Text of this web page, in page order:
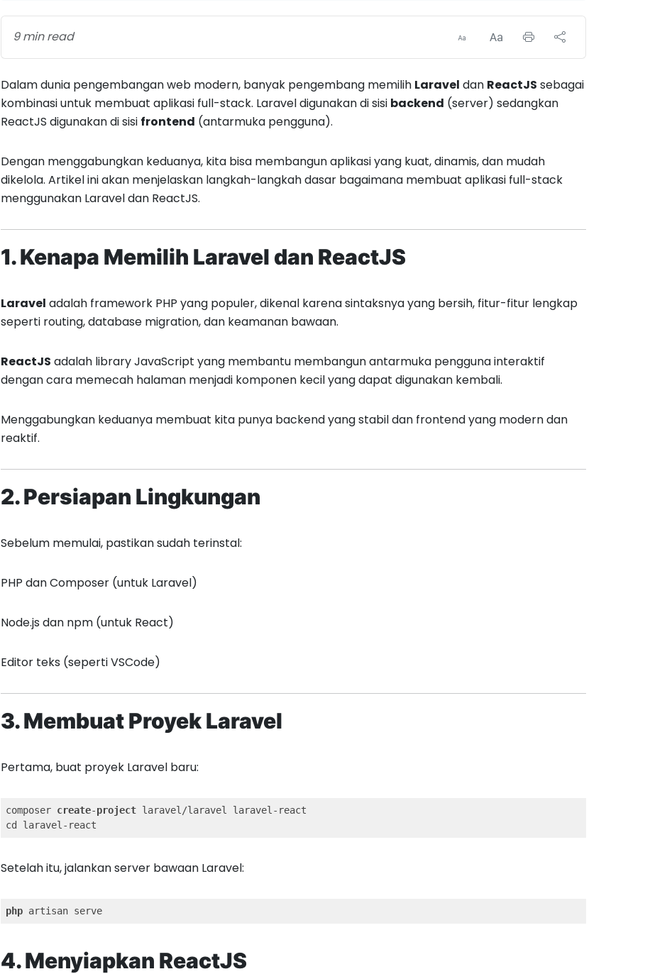
9 min read
Dalam dunia pengembangan web modern, banyak pengembang memilih Laravel dan ReactJS sebagai
kombinasi untuk membuat aplikasi full-stack. Laravel digunakan di sisi backend (server) sedangkan
ReactJS digunakan di sisi frontend (antarmuka pengguna).
Dengan menggabungkan keduanya, kita bisa membangun aplikasi yang kuat, dinamis, dan mudah
dikelola. Artikel ini akan menjelaskan langkah-langkah dasar bagaimana membuat aplikasi full-stack
menggunakan Laravel dan ReactJS.
1. Kenapa Memilih Laravel dan ReactJS
Laravel adalah framework PHP yang populer, dikenal karena sintaksnya yang bersih, fitur-fitur lengkap
seperti routing, database migration, dan keamanan bawaan.
ReactJS adalah library JavaScript yang membantu membangun antarmuka pengguna interaktif
dengan cara memecah halaman menjadi komponen kecil yang dapat digunakan kembali.
Menggabungkan keduanya membuat kita punya backend yang stabil dan frontend yang modern dan
reaktif.
2. Persiapan Lingkungan
Sebelum memulai, pastikan sudah terinstal:
PHP dan Composer (untuk Laravel)
Node.js dan npm (untuk React)
Editor teks (seperti VSCode)
3. Membuat Proyek Laravel
Pertama, buat proyek Laravel baru:
composer create-project laravel/laravel laravel-react
cd laravel-react
Setelah itu, jalankan server bawaan Laravel:
php artisan serve
4. Menyiapkan ReactJS